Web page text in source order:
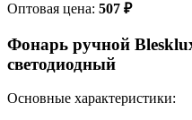
Оптовая цена: 507 ₽
Фонарь ручной
светодиодный
Основные характеристики: